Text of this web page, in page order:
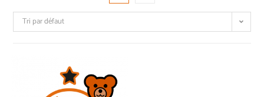
Tri par défaut